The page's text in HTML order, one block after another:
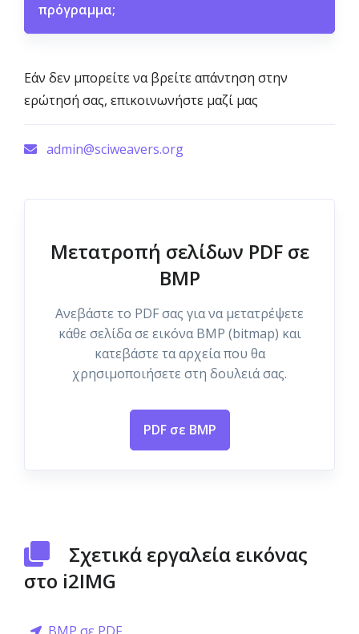
πρόγραμμα;
Εάν δεν μπορείτε να βρείτε απάντηση στην
ερώτησή σας, επικοινωνήστε μαζί μας
admin@sciweavers.org
Μετατροπή σελίδων PDF σε
BMP
Ανεβάστε το PDF σας για να μετατρέψετε
κάθε σελίδα σε εικόνα BMP (bitmap) και
κατεβάστε τα αρχεία που θα
χρησιμοποιήσετε στη δουλειά σας.
PDF σε BMP
Σχετικά εργαλεία εικόνας
στο i2IMG